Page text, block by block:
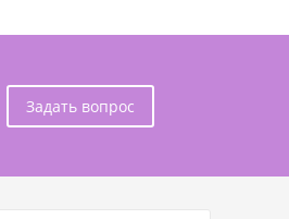
Задать вопрос